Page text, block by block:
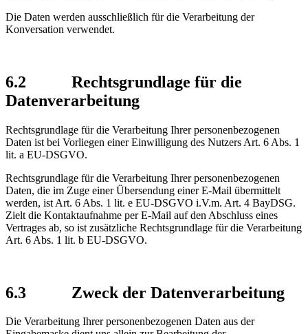
Die Daten werden ausschließlich für die Verarbeitung der
Konversation verwendet.
6.2 Rechtsgrundlage für die
Datenverarbeitung
Rechtsgrundlage für die Verarbeitung Ihrer personenbezogenen
Daten ist bei Vorliegen einer Einwilligung des Nutzers Art. 6 Abs. 1
lit. a EU-DSGVO.
Rechtsgrundlage für die Verarbeitung Ihrer personenbezogenen
Daten, die im Zuge einer Übersendung einer E-Mail übermittelt
werden, ist Art. 6 Abs. 1 lit. e EU-DSGVO i.V.m. Art. 4 BayDSG.
Zielt die Kontaktaufnahme per E-Mail auf den Abschluss eines
Vertrages ab, so ist zusätzliche Rechtsgrundlage für die Verarbeitung
Art. 6 Abs. 1 lit. b EU-DSGVO.
6.3 Zweck der Datenverarbeitung
Die Verarbeitung Ihrer personenbezogenen Daten aus der